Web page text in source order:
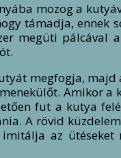
mozog a
támadja, ennek
megüti pálcával
megfogja, majd
Amikor a
fut a kutya
A rövid
az ütéseket